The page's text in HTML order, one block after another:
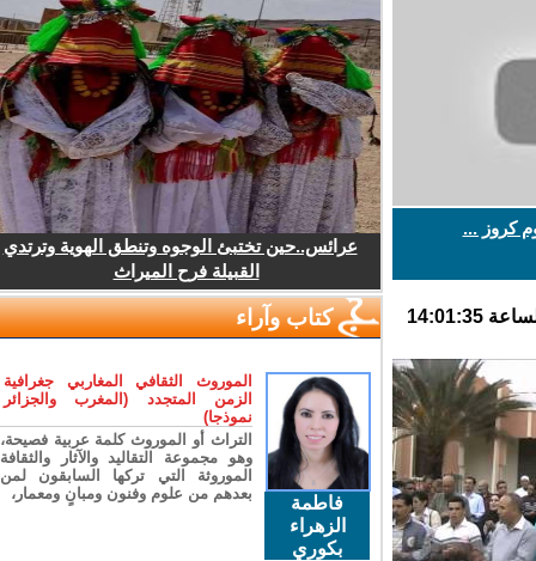
كروز ...
عرائس..حين تختبئ الوجوه وتنطق الهوية وترتدي
القبيلة فرح الميراث
كتاب وآراء
فاطمة
الزهراء
بكوري
الموروث الثقافي المغاربي جغرافية
الزمن المتجدد (المغرب والجزائر
نموذجا)
التراث أو الموروث كلمة عربية فصيحة،
وهو مجموعة التقاليد والآثار والثقافة
الموروثة التي تركها السابقون لمن
بعدهم من علوم وفنون ومبانٍ ومعمار،